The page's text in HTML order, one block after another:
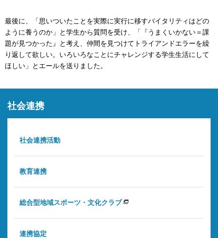
最後に、「思いついたことを実際に実行に移すバイタリティはどの
ように養うのか」と学生から質問を受け、「『うまくいかない＝課
題が見つかった』と考え、仲間を見つけてトライアンドエラーを繰
り返して欲しい。いろいろなことにチャレンジする学生生活にして
ほしい」とエールを送りました。
社会連携
社会連携活動
教育連携
総合型地域スポーツ・文化クラブ
連携協定